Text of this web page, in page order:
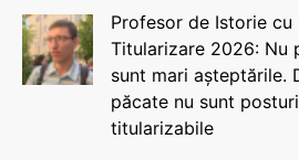
Profesor de Istorie cu
Titularizare 2026: Nu
sunt mari așteptările.
păcate nu sunt posturi
titularizabile